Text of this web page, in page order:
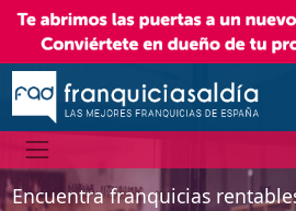
Encuentra franquicias